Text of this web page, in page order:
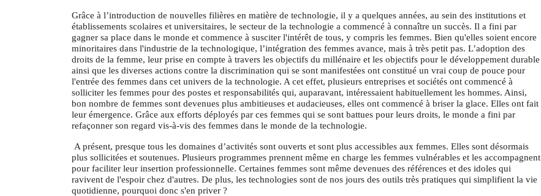
Grâce à l’introduction de nouvelles filières en matière de technologie, il y a quelques années, au sein des institutions et
établissements scolaires et universitaires, le secteur de la technologie a commencé à connaître un succès. Il a fini par
gagner sa place dans le monde et commence à susciter l'intérêt de tous, y compris les femmes. Bien qu'elles soient encore
minoritaires dans l'industrie de la technologique, l’intégration des femmes avance, mais à très petit pas. L’adoption des
droits de la femme, leur prise en compte à travers les objectifs du millénaire et les objectifs pour le développement durable
ainsi que les diverses actions contre la discrimination qui se sont manifestées ont constitué un vrai coup de pouce pour
l'entrée des femmes dans cet univers de la technologie. A cet effet, plusieurs entreprises et sociétés ont commencé à
solliciter les femmes pour des postes et responsabilités qui, auparavant, intéressaient habituellement les hommes. Ainsi,
bon nombre de femmes sont devenues plus ambitieuses et audacieuses, elles ont commencé à briser la glace. Elles ont fait
leur émergence. Grâce aux efforts déployés par ces femmes qui se sont battues pour leurs droits, le monde a fini par
refaçonner son regard vis-à-vis des femmes dans le monde de la technologie.
A présent, presque tous les domaines d’activités sont ouverts et sont plus accessibles aux femmes. Elles sont désormais
plus sollicitées et soutenues. Plusieurs programmes prennent même en charge les femmes vulnérables et les accompagnent
pour faciliter leur insertion professionnelle. Certaines femmes sont même devenues des références et des idoles qui
ravivent de l'espoir chez d'autres. De plus, les technologies sont de nos jours des outils très pratiques qui simplifient la vie
quotidienne, pourquoi donc s'en priver ?